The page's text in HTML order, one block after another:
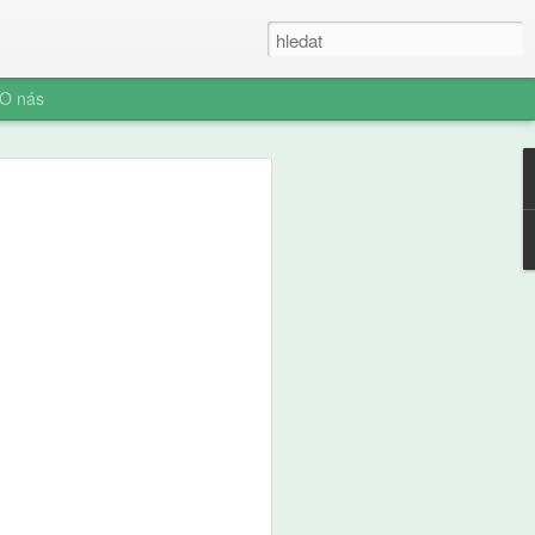
O nás
Iluze rychlých
AI není digitální
(ani digitální
myšlení je konec. Vítejte v nové éře
namáhat: robot to vyřeší za vás.